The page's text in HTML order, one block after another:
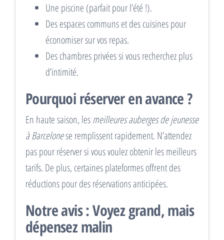
Une piscine (parfait pour l’été !).
Des espaces communs et des cuisines pour
économiser sur vos repas.
Des chambres privées si vous recherchez plus
d’intimité.
Pourquoi réserver en avance ?
En haute saison, lesmeilleures auberges de jeunesse
à Barcelonese remplissent rapidement. N’attendez
pas pour réserver si vous voulez obtenir les meilleurs
tarifs. De plus, certaines plateformes offrent des
réductions pour des réservations anticipées.
Notre avis : Voyez grand, mais
dépensez malin